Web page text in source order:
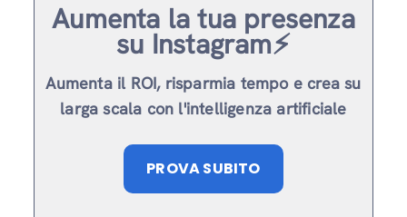
Aumenta la tua presenza
su Instagram⚡️
Aumenta il ROI, risparmia tempo e crea su
larga scala con l'intelligenza artificiale
PROVA SUBITO